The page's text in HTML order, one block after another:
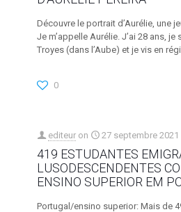
Découvre le portrait d’Aurélie, une
Je m’appelle Aurélie. J’ai 28 ans,
Troyes (dans l’Aube) et je vis en
0
editeur on 27 septembre 2021
419 ESTUDANTES
LUSODESCENDENTES
ENSINO SUPERIOR EM
Portugal/ensino superior: Mais de